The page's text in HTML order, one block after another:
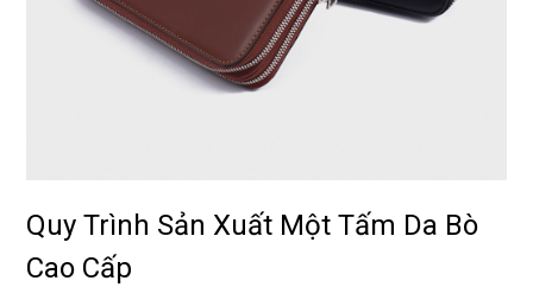
Quy Trình Sản Xuất Một Tấm Da Bò
Cao Cấp